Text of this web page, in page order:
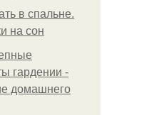
в спальне.
на сон
гардении -
домашнего